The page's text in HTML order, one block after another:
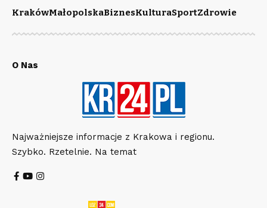
KrakówMałopolskaBiznesKulturaSportZdrowie
O Nas
Najważniejsze informacje z Krakowa i regionu.
Szybko. Rzetelnie. Na temat